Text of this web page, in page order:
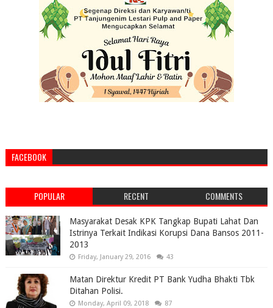
FACEBOOK
POPULAR RECENT COMMENTS
Masyarakat Desak KPK Tangkap Bupati Lahat Dan
Istrinya Terkait Indikasi Korupsi Dana Bansos 2011-
2013
Friday, January 29, 2016 43
Matan Direktur Kredit PT Bank Yudha Bhakti Tbk
Ditahan Polisi.
Monday, April 09, 2018 87